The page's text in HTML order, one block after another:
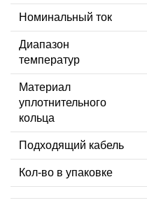
Номинальный ток
Диапазон
температур
Материал
уплотнительного
кольца
Подходящий кабель
Кол-во в упаковке